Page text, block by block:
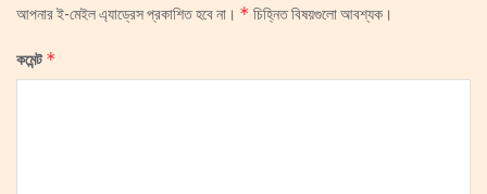
আপনার ই-মেইল এ্যাড্রেস প্রকাশিত হবে না। * চিহ্নিত বিষয়গুলো আবশ্যক।
কমেন্ট*